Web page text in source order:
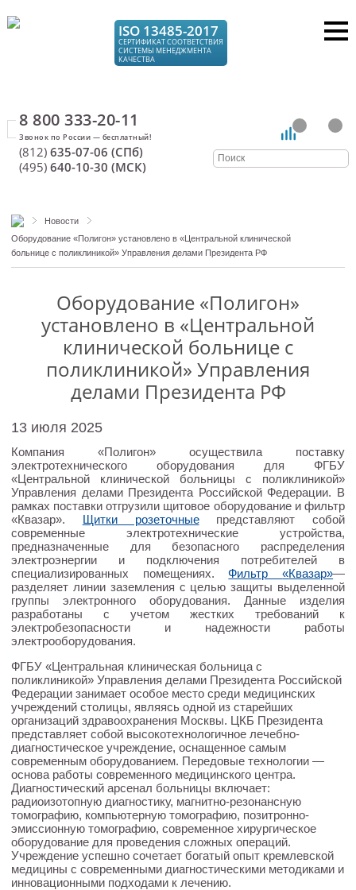
ISO 13485-2017
СЕРТИФИКАТ СООТВЕТСТВИЯ
СИСТЕМЫ МЕНЕДЖМЕНТА
КАЧЕСТВА
8 800 333-20-11
(812) 635-07-06 (СПб)
(495) 640-10-30 (МСК)
Новости
Оборудование «Полигон» установлено в «Центральной клинической
больнице с поликлиникой» Управления делами Президента РФ
Оборудование «Полигон»
установлено в «Центральной
клинической больнице с
поликлиникой» Управления
делами Президента РФ
13 июля 2025
Компания «Полигон» осуществила поставку
электротехнического оборудования для ФГБУ
«Центральной клинической больницы с поликлиникой»
Управления делами Президента Российской Федерации. В
рамках поставки отгрузили щитовое оборудование и фильтр
«Квазар». Щитки розеточныепредставляют собой
современные электротехнические устройства,
предназначенные для безопасного распределения
электроэнергии и подключения потребителей в
специализированных помещениях.Фильтр«Квазар»—
разделяет линии заземления с целью защиты выделенной
группы электронного оборудования. Данные изделия
разработаны с учетом жестких требований к
электробезопасности и надежности работы
электрооборудования.
ФГБУ «Центральная клиническая больница с
поликлиникой» Управления делами Президента Российской
Федерации занимает особое место среди медицинских
учреждений столицы, являясь одной из старейших
организаций здравоохранения Москвы. ЦКБ Президента
представляет собой высокотехнологичное лечебно-
диагностическое учреждение, оснащенное самым
современным оборудованием. Передовые технологии —
основа работы современного медицинского центра.
Диагностический арсенал больницы включает:
радиоизотопную диагностику, магнитно-резонансную
томографию, компьютерную томографию, позитронно-
эмиссионную томографию, современное хирургическое
оборудование для проведения сложных операций.
Учреждение успешно сочетает богатый опыт кремлевской
медицины с современными диагностическими методиками и
инновационными подходами к лечению.